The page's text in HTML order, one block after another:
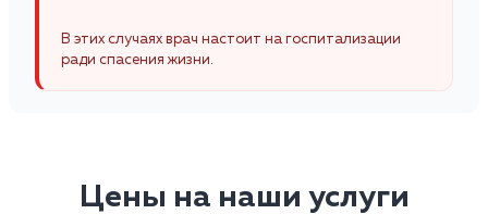
В этих случаях врач настоит на госпитализации
ради спасения жизни.
Цены на наши услуги